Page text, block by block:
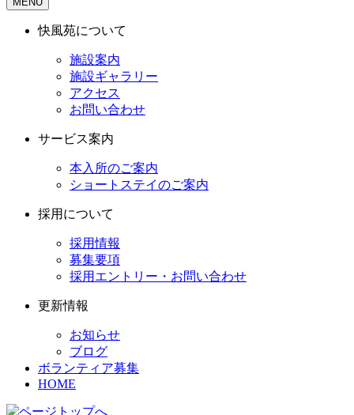
快風苑について
施設案内
施設ギャラリー
アクセス
お問い合わせ
サービス案内
本入所のご案内
ショートステイのご案内
採用について
採用情報
募集要項
採用エントリー・お問い合わせ
更新情報
お知らせ
ブログ
ボランティア募集
HOME